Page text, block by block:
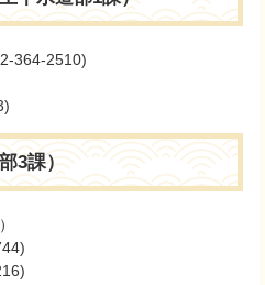
364-2510)
3課）